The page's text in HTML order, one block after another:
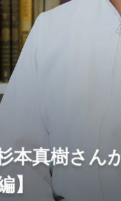
本真樹さん
】